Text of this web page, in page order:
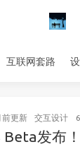
互联网套路
前更新 交互设计
Beta发布